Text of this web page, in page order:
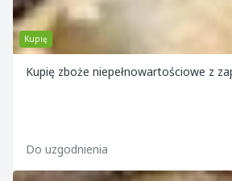
Kupię
Kupię zboże niepełnowartościowe z
Do uzgodnienia